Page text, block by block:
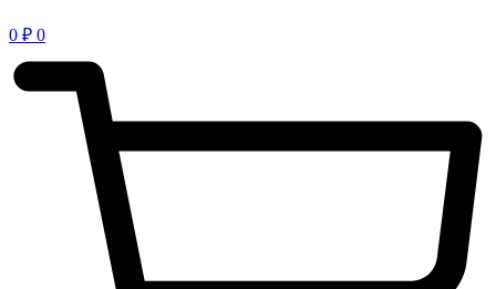
0 ₽ 0